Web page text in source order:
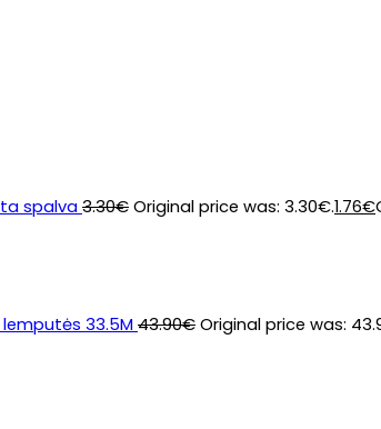
spalva 3.30€ Original price was: 3.30€.1.76€
33.5M43.90€ Original price was: